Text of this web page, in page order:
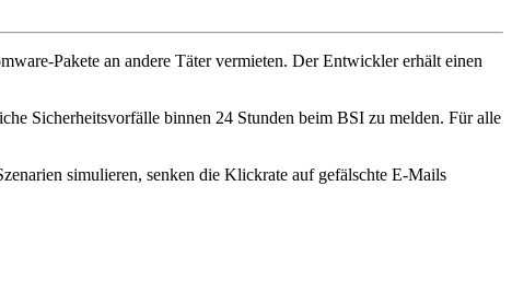
Pakete an andere Täter vermieten. Der Entwickler erhält einen
Sicherheitsvorfälle binnen 24 Stunden beim BSI zu melden. Für alle
simulieren, senken die Klickrate auf gefälschte E-Mails